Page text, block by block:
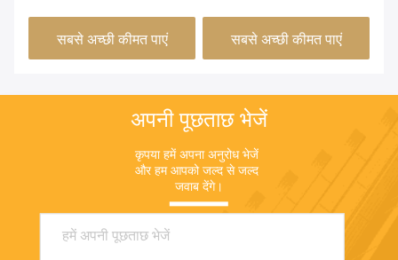
सबसे अच्छी कीमत पाएं सबसे अच्छी कीमत पाएं
अपनी पूछताछ भेजें
कृपया हमें अपना अनुरोध भेजें
और हम आपको जल्द से जल्द
जवाब देंगे।